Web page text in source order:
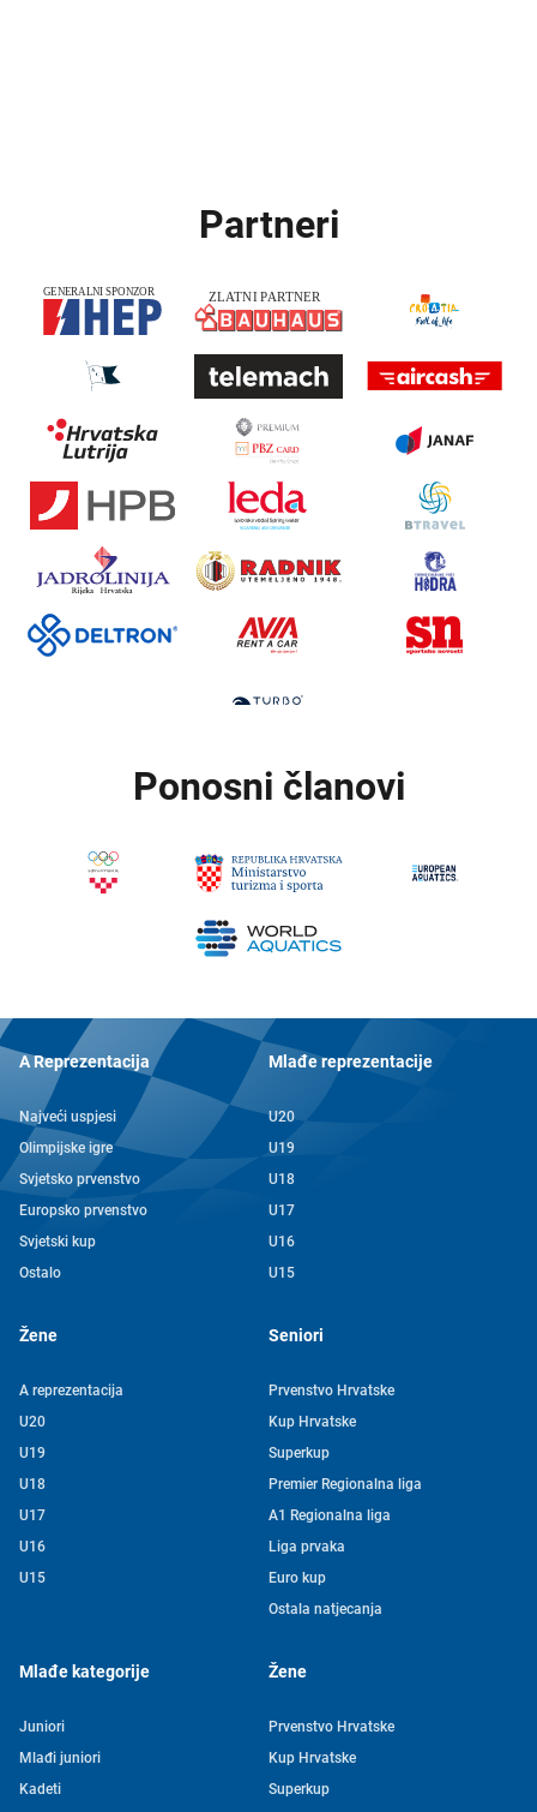
Partneri
Ponosni članovi
A Reprezentacija
Najveći uspjesi
Olimpijske igre
Svjetsko prvenstvo
Europsko prvenstvo
Svjetski kup
Ostalo
Mlađe reprezentacije
U20
U19
U18
U17
U16
U15
Žene
A reprezentacija
U20
U19
U18
U17
U16
U15
Seniori
Prvenstvo Hrvatske
Kup Hrvatske
Superkup
Premier Regionalna liga
A1 Regionalna liga
Liga prvaka
Euro kup
Ostala natjecanja
Mlađe kategorije
Juniori
Mlađi juniori
Kadeti
Žene
Prvenstvo Hrvatske
Kup Hrvatske
Superkup